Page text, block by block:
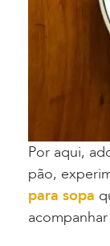
Por aqui,
pão,
para sopa